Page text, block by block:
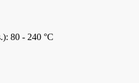
80 - 240 °C